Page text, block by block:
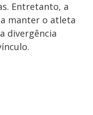
Entretanto, a
manter o atleta
divergência